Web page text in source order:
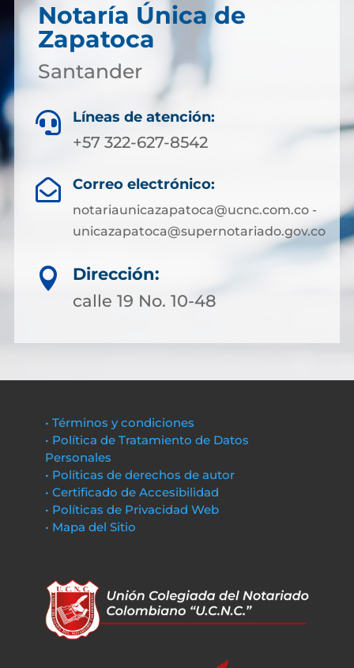
Notaría Única de
Zapatoca
Santander
 Líneas de atención:
+57 322-627-8542
 Correo electrónico:
notariaunicazapatoca@ucnc.com.co -
unicazapatoca@supernotariado.gov.co

Dirección:
calle 19 No. 10-48
• Términos y condiciones
• Política de Tratamiento de Datos
Personales
• Políticas de derechos de autor
• Certificado de Accesibilidad
• Políticas de Privacidad Web
• Mapa del Sitio